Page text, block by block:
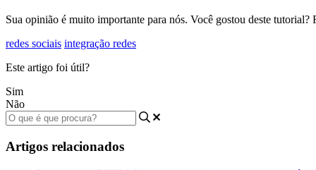
Sua opinião é muito importante para nós. Você gostou deste
redes sociais integração redes
Este artigo foi útil?
Sim
Não
Artigos relacionados